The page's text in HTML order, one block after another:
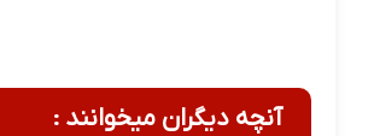
آنچه دیگران میخوانند :